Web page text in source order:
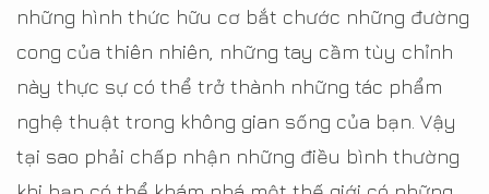
những hình thức hữu cơ bắt chước những đường
cong của thiên nhiên, những tay cầm tùy chỉnh
này thực sự có thể trở thành những tác phẩm
nghệ thuật trong không gian sống của bạn. Vậy
tại sao phải chấp nhận những điều bình thường